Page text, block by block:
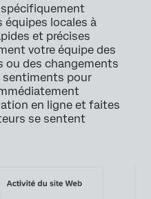
équipes locales à
et précises
votre équipe des
ou des changements
pour
en ligne et faites
se sentent